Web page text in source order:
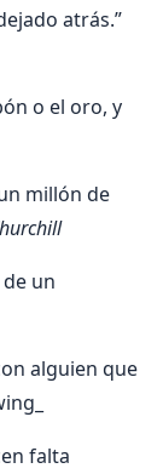
atrás.”
o el oro, y
millón de
un
alguien que
falta